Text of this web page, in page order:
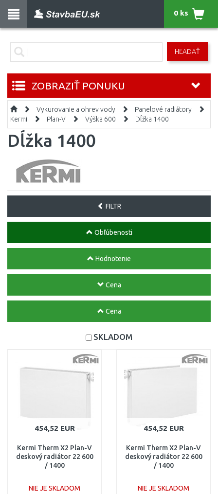
HĽADAŤ
0 ks
ZOBRAZIŤ PONUKU
Vykurovanie a ohrev vody
Panelové radiátory
Kermi
Plan-V Výška 600 Dĺžka 1400
Dĺžka 1400
FILTR
Obľúbenosti
Hodnotenie
Cena
Cena
SKLADOM
454,52 EUR
Kermi Therm X2 Plan-V
deskový radiátor 22 600
/ 1400
NIE JE SKLADOM
454,52 EUR
Kermi Therm X2 Plan-V
deskový radiátor 22 600
/ 1400
NIE JE SKLADOM